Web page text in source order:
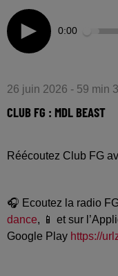
0:00
26 juin 2026 - 59 min
CLUB FG : MDL BEAST
Réécoutez Club FG
🎧 Ecoutez la radio
dance, 📱 et sur
Google Play https://